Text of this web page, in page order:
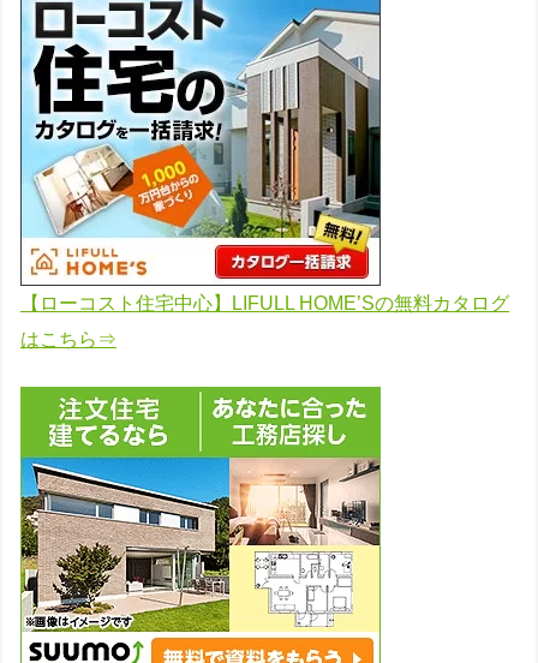
【ローコスト住宅中心】LIFULL HOME’Sの無料カタログ
はこちら⇒